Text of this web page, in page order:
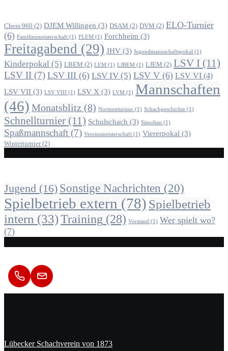
Chess 960 (2) DJEM Willingen (3) DSAM (2) DVM (2) ELO-Turnier
(6) Familienmeisterschaft (1) FLEM (1) Forchheim (3)
Freitagabend (29) JHV (3) Jugendmannschaftspokal (1)
Kinderpokal (5) LBEM (2) LEM (1) LJBEM (1) LJEM (2) LSV I (11)
LSV II (7) LSV III (6) LSV IV (5) LSV V (6) LSV VI (4)
LSV VII (3) LSV VIII (1) LSV X (3) LVM (1) Mannschaften
(46) Monatsblitz (8) Normenturnier (1) Schachgeschichte (1)
Schnellturnier (11) Schulschach (3) Simultan (1)
Spaßmannschaft (7) Vereinsmeisterschaft (1) Viererpokal (3)
Winterturnier(2)
Jugend (16) Sonstige Nachrichten (20)
Spielbetrieb extern (78) Spielbetrieb
intern (33)Training (28) Vorstand (1) Wer spielt wo?
(7)
Lübecker Schachverein von 1873